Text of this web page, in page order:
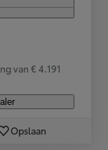
van € 4.191
Opslaan